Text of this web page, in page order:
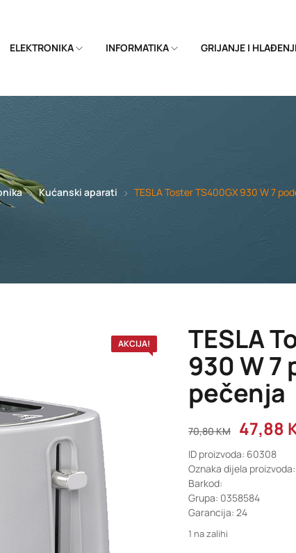
ELEKTRONIKA INFORMATIKA GRIJANJE I
Kućanski aparati TESLA Toster TS400GX 930 W 7
AKCIJA! TESLA
930 W 7
pečenja
70,80KM 47,88
ID proizvoda: 60308
Oznaka dijela proizvoda:
Barkod:
Grupa: 0358584
Garancija: 24
1 na zalihi